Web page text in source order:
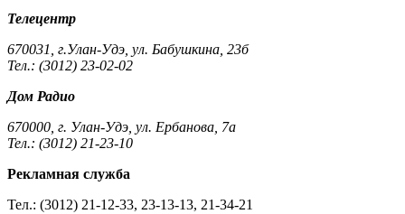
Телецентр
670031, г.Улан-Удэ, ул. Бабушкина, 23б
Тел.: (3012) 23-02-02
Дом Радио
670000, г. Улан-Удэ, ул. Ербанова, 7а
Тел.: (3012) 21-23-10
Рекламная служба
Тел.: (3012) 21-12-33, 23-13-13, 21-34-21